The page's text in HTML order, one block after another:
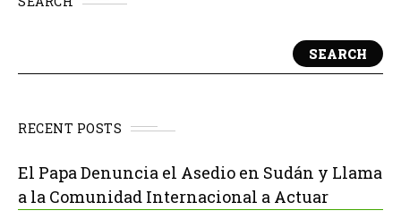
SEARCH
RECENT POSTS
El Papa Denuncia el Asedio en Sudán y Llama
a la Comunidad Internacional a Actuar